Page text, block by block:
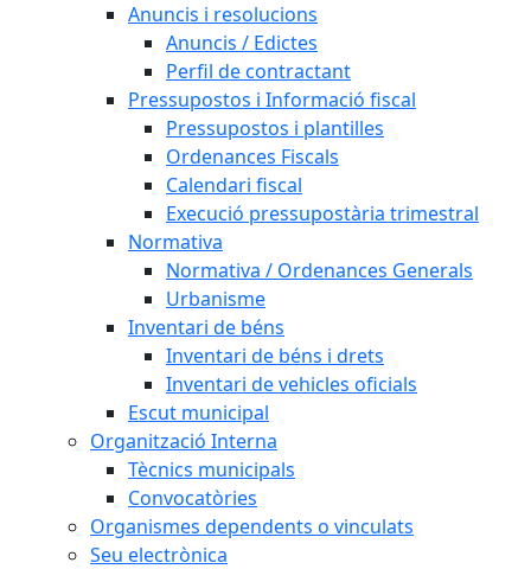
Anuncis i resolucions
Anuncis / Edictes
Perfil de contractant
Pressupostos i Informació fiscal
Pressupostos i plantilles
Ordenances Fiscals
Calendari fiscal
Execució pressupostària trimestral
Normativa
Normativa / Ordenances Generals
Urbanisme
Inventari de béns
Inventari de béns i drets
Inventari de vehicles oficials
Escut municipal
Organització Interna
Tècnics municipals
Convocatòries
Organismes dependents o vinculats
Seu electrònica